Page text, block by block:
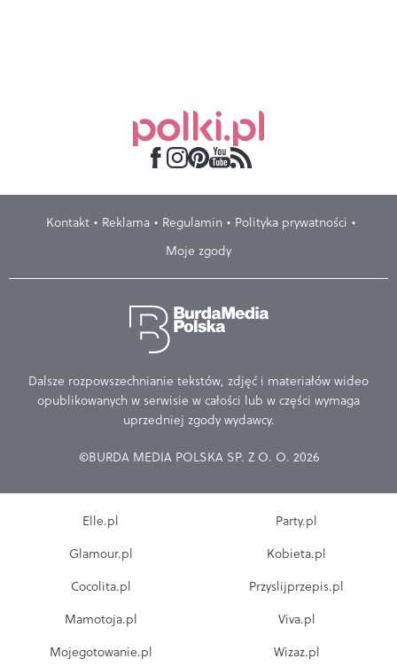
Kontakt Reklama Regulamin
Polityka prywatności
Moje zgody
Dalsze rozpowszechnianie tekstów, zdjęć i materiałów wideo
opublikowanych w serwisie w całości lub w części wymaga
uprzedniej zgody wydawcy.
©BURDA MEDIA POLSKA SP. Z O. O. 2026
Elle.pl
Glamour.pl
Cocolita.pl
Mamotoja.pl
Mojegotowanie.pl
Party.pl
Kobieta.pl
Przyslijprzepis.pl
Viva.pl
Wizaz.pl